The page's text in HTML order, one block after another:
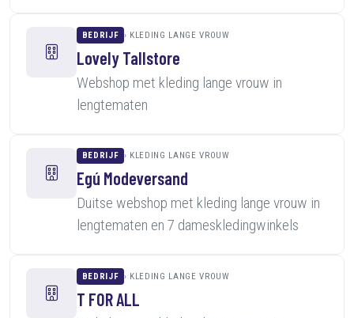
BEDRIJF KLEDING LANGE VROUW
Lovely Tallstore
Webshop met kleding lange vrouw in
lengtematen
BEDRIJF KLEDING LANGE VROUW
Egú Modeversand
Duitse webshop met kleding lange vrouw in
lengtematen en 7 dameskledingwinkels
BEDRIJF KLEDING LANGE VROUW
T FOR ALL